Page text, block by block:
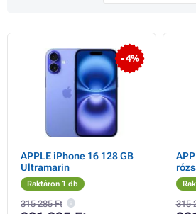
- 4%
APPLE iPhone 16 128 GB
Ultramarin
Raktáron 1 db
315 285 Ft 315